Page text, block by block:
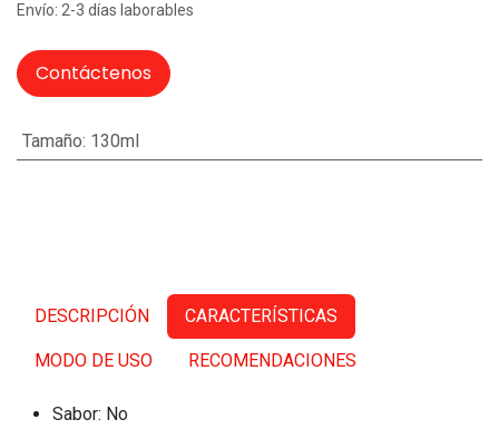
Envío: 2-3 días laborables
Contáctenos
Tamaño: 130ml
DESCRIPCIÓN CARACTERÍSTICAS
MODO DE USO RECOMENDACIONES
Sabor: No